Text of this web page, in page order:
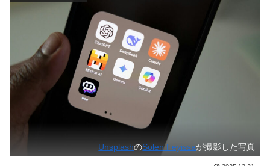
UnsplashのSolen Feyissaが撮影した写真